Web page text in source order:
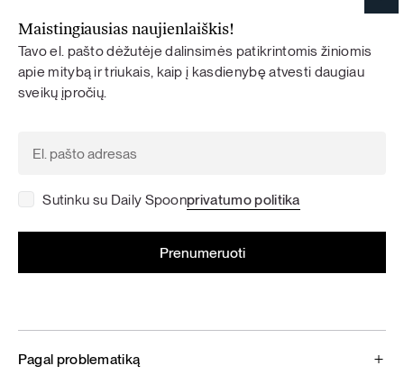
Maistingiausias naujienlaiškis!
Tavo el. pašto dėžutėje dalinsimės patikrintomis žiniomis
apie mitybą ir triukais, kaip į kasdienybę atvesti daugiau
sveikų įpročių.
Sutinku su Daily Spoonprivatumo politika
Pagal problematiką